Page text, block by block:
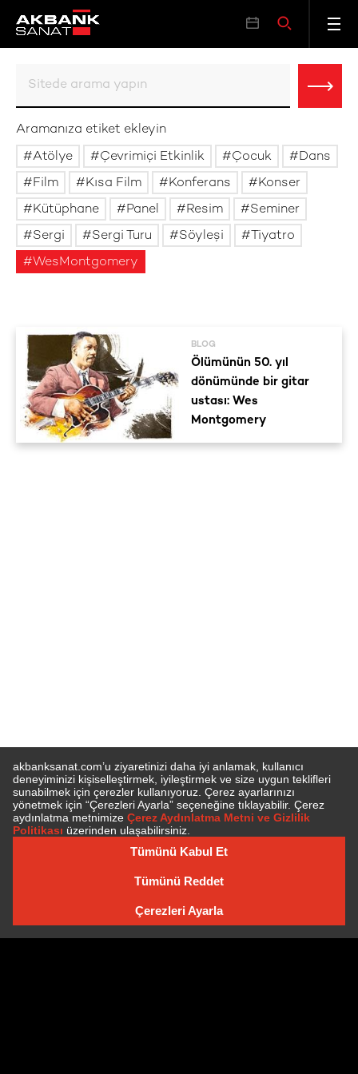
Aramanıza etiket ekleyin
Atölye
Çevrimiçi Etkinlik Çocuk
Dans
Film
Kısa Film Konferans
Konser
Kütüphane
Panel Resim
Seminer
Sergi
Sergi Turu Söyleşi
Tiyatro
WesMontgomery
BLOG
Ölümünün 50. yıl
dönümünde bir gitar
ustası: Wes
Montgomery